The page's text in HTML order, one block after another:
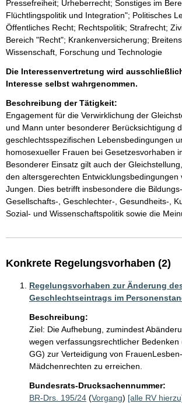
Pressefreiheit; Urheberrecht; Sonstiges im
Flüchtlingspolitik und Integration"; Politisches
Öffentliches Recht; Rechtspolitik; Strafrecht;
Bereich "Recht"; Krankenversicherung;
Wissenschaft, Forschung und Technologie
Die Interessenvertretung wird
Interesse selbst wahrgenommen.
Beschreibung der Tätigkeit:
Engagement für die Verwirklichung der
und Mann unter besonderer Berücksichtigung
geschlechtsspezifischen Lebensbedingungen
homosexueller Frauen bei Gesetzesvorhaben
Besonderer Einsatz gilt auch der
den altersgerechten Entwicklungsbedingungen
Jungen. Dies betrifft insbesondere die
Gesellschafts-, Geschlechter-, Gesundheits-,
Sozial- und Wissenschaftspolitik sowie die
Konkrete Regelungsvorhaben (2)
Regelungsvorhaben zur Änderung
Geschlechtseintrags im
Beschreibung:
Ziel: Die Aufhebung, zumindest
wegen verfassungsrechtlicher
GG) zur Verteidigung von
Mädchenrechten zu erreichen.
Bundesrats-Drucksachennummer:
BR-Drs. 195/24 (Vorgang) [alle RV